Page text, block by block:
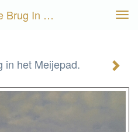
Leo Van Klink - Kwakelse Brug In Het Meijepad.
in het Meijepad.